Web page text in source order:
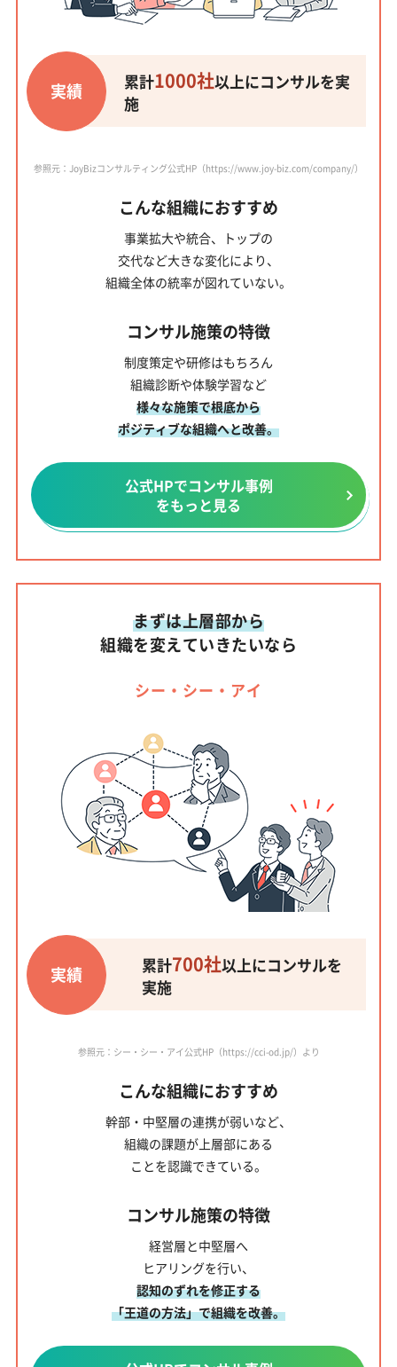
実績 累計1000社以上にコンサルを実
施
参照元：JoyBizコンサルティング公式HP（https://www.joy-biz.com/company/）
こんな組織におすすめ
事業拡大や統合、トップの
交代など大きな変化により、
組織全体の統率が図れていない。
コンサル施策の特徴
制度策定や研修はもちろん
組織診断や体験学習など
様々な施策で根底から
ポジティブな組織へと改善。
公式HPでコンサル事例
をもっと見る
まずは上層部から
組織を変えていきたいなら
シー・シー・アイ
実績 累計700社以上にコンサルを
実施
参照元：シー・シー・アイ公式HP（https://cci-od.jp/）より
こんな組織におすすめ
幹部・中堅層の連携が弱いなど、
組織の課題が上層部にある
ことを認識できている。
コンサル施策の特徴
経営層と中堅層へ
ヒアリングを行い、
認知のずれを修正する
「王道の方法」で組織を改善。